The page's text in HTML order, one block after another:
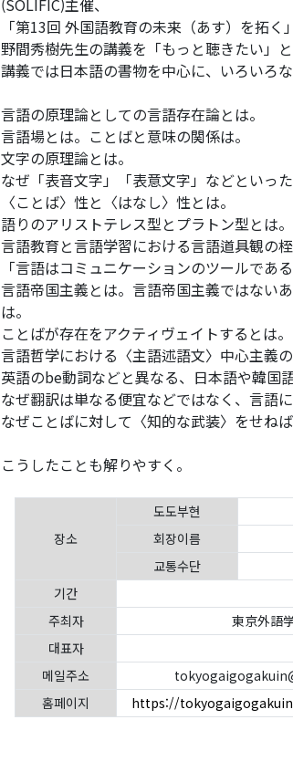
(SOLIFIC)主催、
「第13回 外国語教育の未来（あす）を拓
野間秀樹先生の講義を「もっと聴きたい」
講義では日本語の書物を中心に、いろいろ
言語の原理論としての言語存在論とは。
言語場とは。ことばと意味の関係は。
文字の原理論とは。
なぜ「表音文字」「表意文字」などといっ
〈ことば〉性と〈はなし〉性とは。
語りのアリストテレス型とプラトン型とは。
言語教育と言語学習における言語道具観の桎
「言語はコミュニケーションのツールであ
言語帝国主義とは。言語帝国主義ではない
は。
ことばが存在をアクティヴェイトするとは。
言語哲学における〈主語述語文〉中心主義の
英語のbe動詞などと異なる、日本語や韓国
なぜ翻訳は単なる便宜などではなく、言語
なぜことばに対して〈知的な武装〉をせねば
こうしたことも解りやすく。
장소
도도부현
회장이름
교통수단
기간
주최자
東京外語
대표자
메일주소
홈페이지
https://